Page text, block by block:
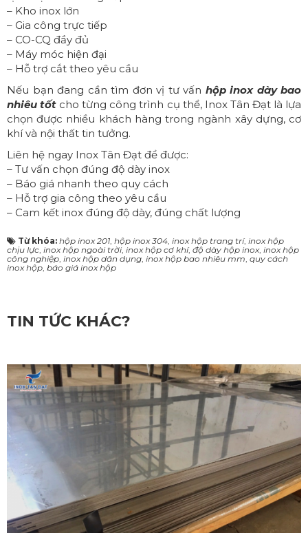
– Kho inox lớn
– Gia công trực tiếp
– CO-CQ đầy đủ
– Máy móc hiện đại
– Hỗ trợ cắt theo yêu cầu
Nếu bạn đang cần tìm đơn vị tư vấn hộp inox dày bao
nhiêu tốt cho từng công trình cụ thể, Inox Tân Đạt là lựa
chọn được nhiều khách hàng trong ngành xây dựng, cơ
khí và nội thất tin tưởng.
Liên hệ ngay Inox Tân Đạt để được:
– Tư vấn chọn đúng độ dày inox
– Báo giá nhanh theo quy cách
– Hỗ trợ gia công theo yêu cầu
– Cam kết inox đúng độ dày, đúng chất lượng
Từ khóa: hộp inox 201 hộp inox 304 inox hộp trang trí, inox hộp
chịu lực inox hộp ngoài trời inox hộp cơ khí, độ dày hộp inox, inox hộp
công nghiệp inox hộp dân dụng inox hộp bao nhiêu mm quy cách
inox hộp báo giá inox hộp
TIN TỨC KHÁC?